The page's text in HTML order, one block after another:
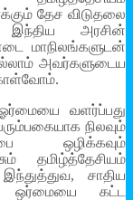
தேச விடுதலை
இந்திய அரசின்
மாநிலங்களுடன்
அவர்களுடைய
வளர்ப்பது
நிலவும்
ஒழிக்கவும்
தமிழ்த்தேசியம்
சாதிய
ஒர்மையை கட்ட